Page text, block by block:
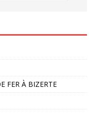
FER À BIZERTE